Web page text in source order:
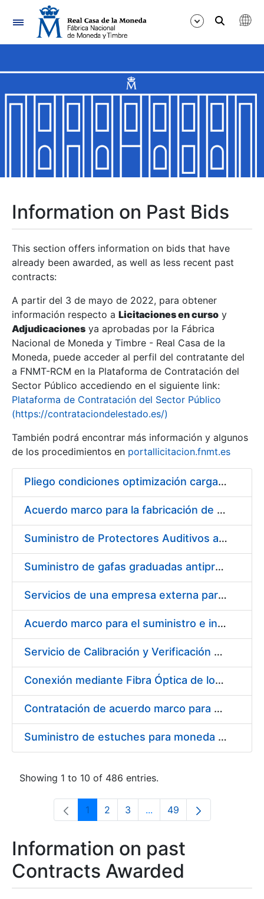
Navigation
Show/Hide
Show/Hide
Show/Hide
Show/Hide
Show/Hide
Show/Hide
Information on Past Bids
This section offers information on bids that have
already been awarded, as well as less recent past
contracts:
A partir del 3 de mayo de 2022, para obtener
información respecto a Licitaciones en curso y
Adjudicaciones ya aprobadas por la Fábrica
Nacional de Moneda y Timbre - Real Casa de la
Moneda, puede acceder al perfil del contratante del
a FNMT-RCM en la Plataforma de Contratación del
Sector Público accediendo en el siguiente link:
Plataforma de Contratación del Sector Público
(https://contrataciondelestado.es/)
También podrá encontrar más información y algunos
de los procedimientos en portallicitacion.fnmt.es
Pliego condiciones optimización cargas compras firmado
Acuerdo marco para la fabricación de piezas
Suministro de Protectores Auditivos a medida para las personas trabajadoras de los Centros de Trabajo de Madrid y Burgos
Suministro de gafas graduadas antiproyecciones para los trabajadores de la FNMT-RCM en los centros de trabajo de Madrid y Burgos
Servicios de una empresa externa para el asesoramiento y resolución de los recursos de alzada que se presentan relacionados con procesos de selección para la FNMT-RCM
Acuerdo marco para el suministro e instalación de persianas, estores y otros complementos
Servicio de Calibración y Verificación Externa de los Equipos de Medición del Servicio de Prevención de la FNMT-RCM
Conexión mediante Fibra Óptica de los Centros de Proceso de Datos (CPDs) de las sedes de la FNMT-RCM de Burgos y Madrid
Contratación de acuerdo marco para el Suministro de Material de Electricidad para la Fábrica Nacional de Moneda y Timbre-Real Casa de la Moneda en su centro de trabajo de Burgos
Suministro de estuches para moneda de 30 €
Showing 1 to 10 of 486 entries.
Page
1 Page
2 Page
3 ...Intermediate Pages Use
Page
49
Information on past
Contracts Awarded